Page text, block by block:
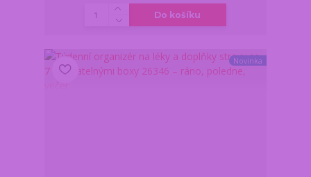
Do košíku
Novinka